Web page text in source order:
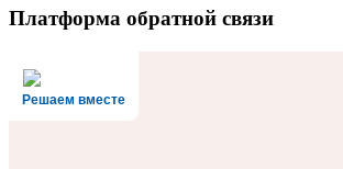
Платформа обратной связи
Решаем вместе